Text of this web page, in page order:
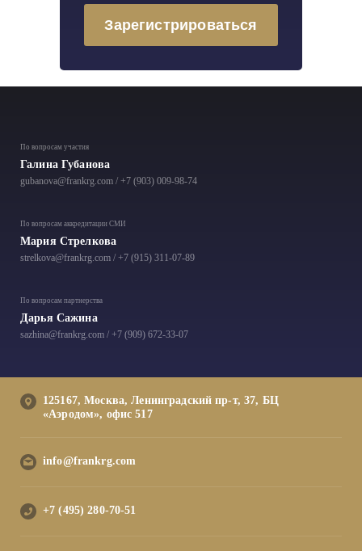
Зарегистрироваться
По вопросам участия
Галина Губанова
gubanova@frankrg.com / +7 (903) 009-98-74
По вопросам аккредитации СМИ
Мария Стрелкова
strelkova@frankrg.com / +7 (915) 311-07-89
По вопросам партнерства
Дарья Сажина
sazhina@frankrg.com / +7 (909) 672-33-07
125167, Москва, Ленинградский пр-т, 37, БЦ
«Аэродом», офис 517
info@frankrg.com
+7 (495) 280-70-51